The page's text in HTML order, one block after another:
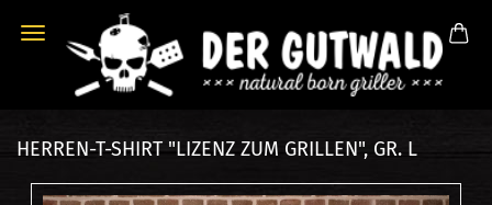
HERREN-T-SHIRT "LIZENZ ZUM GRILLEN", GR. L